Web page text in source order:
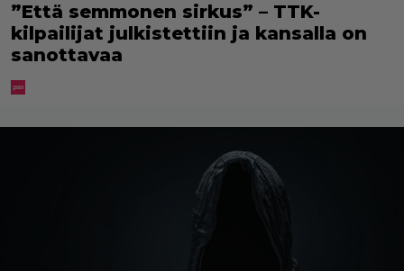
”Että semmonen sirkus” – TTK-
kilpailijat julkistettiin ja kansalla on
sanottavaa